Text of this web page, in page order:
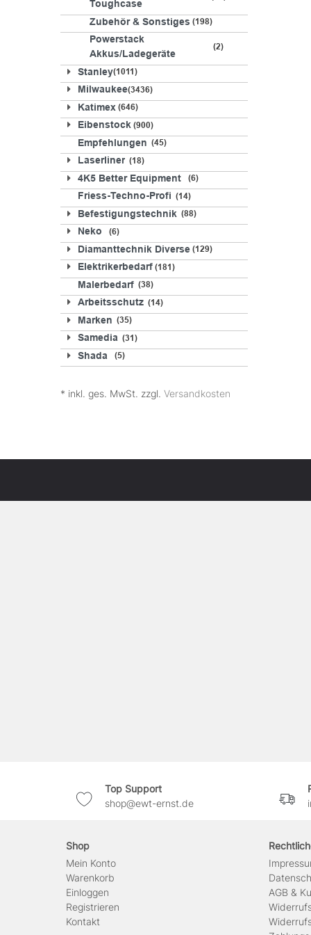
Toughcase
Zubehör & Sonstiges 198
Powerstack
Akkus/Ladegeräte
2
Stanley 1011
Milwaukee 3436
Katimex 646
Eibenstock 900
Empfehlungen 45
Laserliner 18
4K5 Better Equipment 6
Friess-Techno-Profi 14
Befestigungstechnik 88
Neko 6
Diamanttechnik Diverse 129
Elektrikerbedarf 181
Malerbedarf 38
Arbeitsschutz 14
Marken 35
Samedia 31
Shada 5
* inkl. ges. MwSt. zzgl. Versandkosten
Top Support
shop@ewt-ernst.de
Shop
Mein Konto
Warenkorb
Einloggen
Registrieren
Kontakt
AGB &